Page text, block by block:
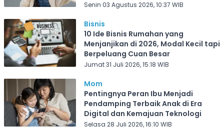
Senin 03 Agustus 2026, 10:37 WIB
Bisnis
10 Ide Bisnis Rumahan yang
Menjanjikan di 2026, Modal Kecil tapi
Berpeluang Cuan Besar
Jumat 31 Juli 2026, 15:18 WIB
Mom
Pentingnya Peran Ibu Menjadi
Pendamping Terbaik Anak di Era
Digital dan Kemajuan Teknologi
Selasa 28 Juli 2026, 16:10 WIB